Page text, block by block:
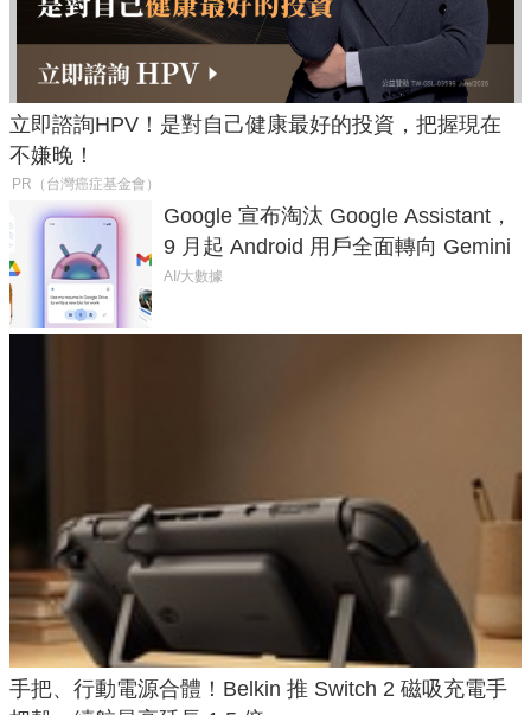
立即諮詢HPV！是對自己健康最好的投資，把握現在
不嫌晚！
PR（台灣癌症基金會）
Google 宣布淘汰 Google Assistant，
9 月起 Android 用戶全面轉向 Gemini
AI/大數據
手把、行動電源合體！Belkin 推 Switch 2 磁吸充電手